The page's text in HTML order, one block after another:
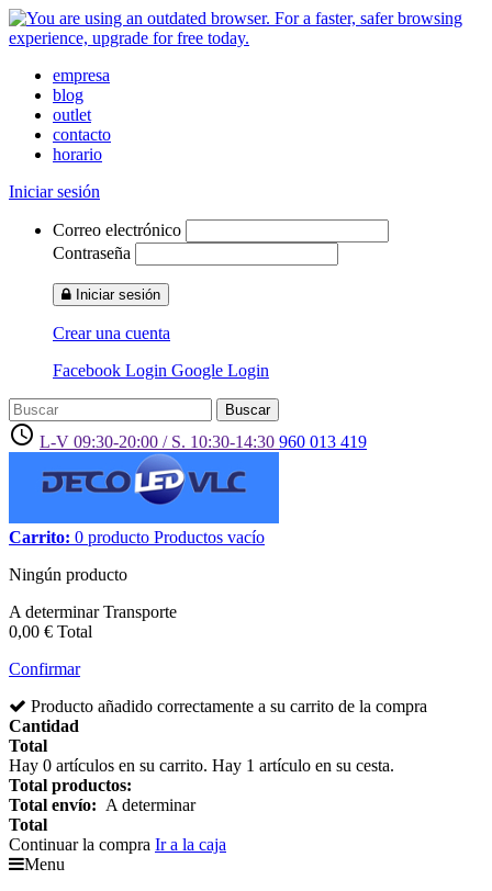
empresa
blog
outlet
contacto
horario
Iniciar sesión
Correo electrónico
Contraseña
Iniciar sesión
Crear una cuenta
Facebook Login Google Login
Buscar
access_time L-V 09:30-20:00 / S. 10:30-14:30 960 013 419
Carrito: 0 producto Productos vacío
Ningún producto
A determinarTransporte
0,00 € Total
Confirmar
Producto añadido correctamente a su carrito de la compra
Cantidad
Total
Hay 0 artículos en su carrito. Hay 1 artículo en su cesta.
Total productos:
Total envío: A determinar
Total
Continuar la compra Ir a la caja
Menu